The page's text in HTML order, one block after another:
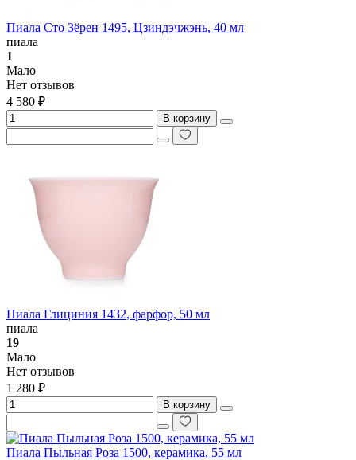
Пиала Сто Зёрен 1495, Цзиндэчжэнь, 40 мл
пиала
1
Мало
Нет отзывов
4 580 ₽
В корзину
Пиала Глициния 1432, фарфор, 50 мл
пиала
19
Мало
Нет отзывов
1 280 ₽
В корзину
Пиала Пыльная Роза 1500, керамика, 55 мл